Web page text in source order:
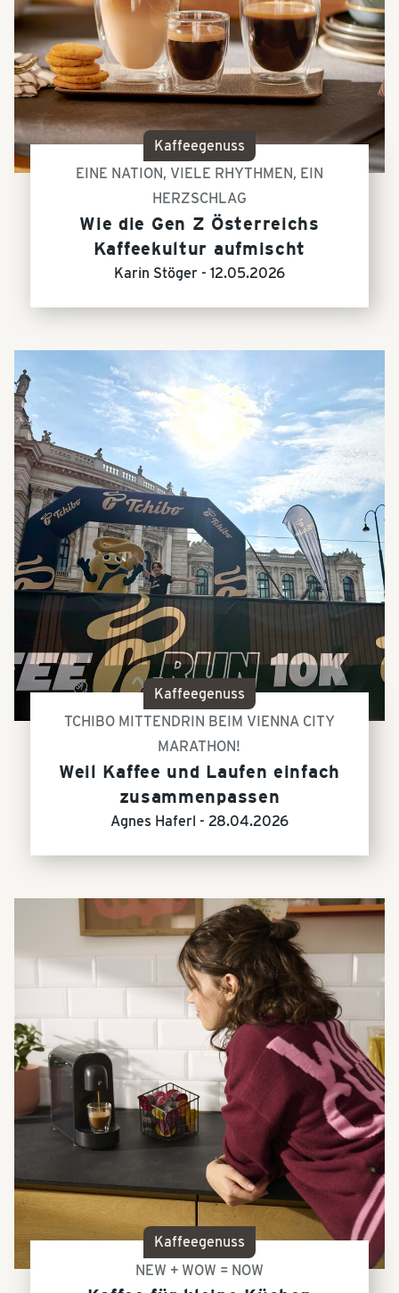
Kaffeegenuss
EINE NATION, VIELE RHYTHMEN, EIN
HERZSCHLAG
Wie die Gen Z Österreichs
Kaffeekultur aufmischt
Karin Stöger - 12.05.2026
Kaffeegenuss
TCHIBO MITTENDRIN BEIM VIENNA CITY
MARATHON!
Weil Kaffee und Laufen einfach
zusammenpassen
Agnes Haferl - 28.04.2026
Kaffeegenuss
NEW + WOW = NOW